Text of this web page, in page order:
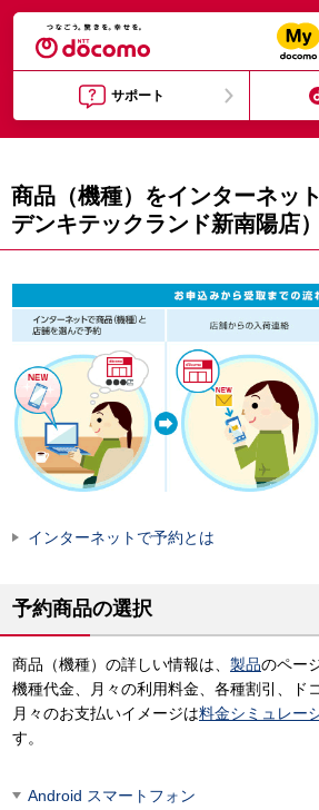
サポート
商品（機種）をインターネッ
デンキテックランド新南陽店）
インターネットで予約とは
予約商品の選択
商品（機種）の詳しい情報は、 製品のペー
機種代金、月々の利用料金、各種割引、ド
月々のお支払いイメージは料金シミュレー
す。
Android スマートフォン